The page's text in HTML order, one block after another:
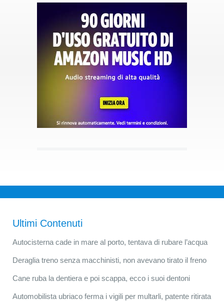
Ultimi Contenuti
Autocisterna cade in mare al porto, tentava di rubare l’acqua
Deraglia treno senza macchinisti, non avevano tirato il freno
Cane ruba la dentiera e poi scappa, ecco i suoi dentoni
Automobilista ubriaco ferma i vigili per multarli, patente ritirata